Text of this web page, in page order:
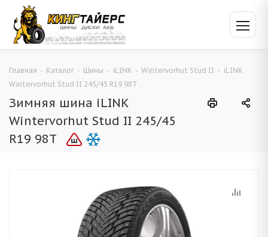
Главная - Каталог - Шины - iLINK - Wintervorhut Stud II - iLINK
Wintervorhut Stud II 245/45 R19 98T
Зимняя шина iLINK
Wintervorhut Stud II 245/45
R19 98T